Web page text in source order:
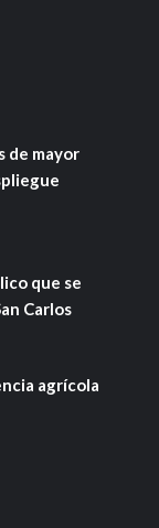
de mayor
que se
Carlos
agrícola